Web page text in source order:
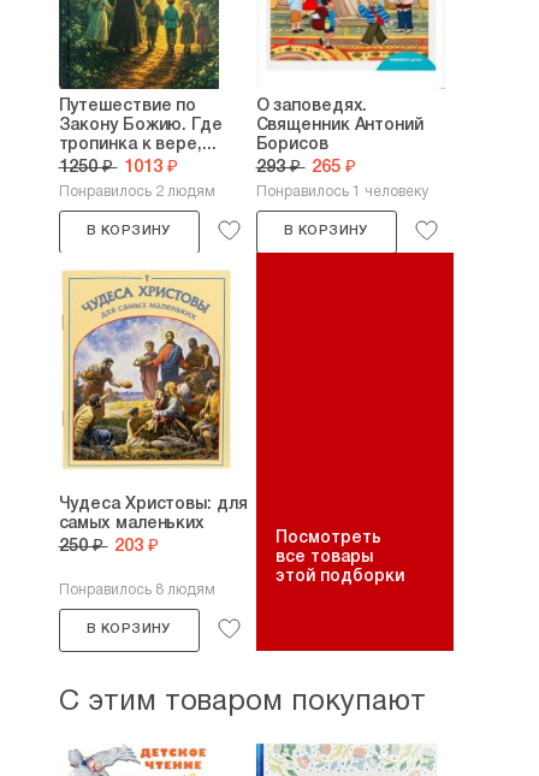
Путешествие по
Закону Божию. Где
тропинка к вере,...
1250 ₽ 1013 ₽
Понравилось 2 людям
В КОРЗИНУ
О заповедях.
Священник Антоний
Борисов
293 ₽ 265 ₽
Понравилось 1 человеку
В КОРЗИНУ
Чудеса Христовы: для
самых маленьких
250 ₽ 203 ₽
Понравилось 8 людям
В КОРЗИНУ
Посмотреть
все товары
этой подборки
С этим товаром покупают